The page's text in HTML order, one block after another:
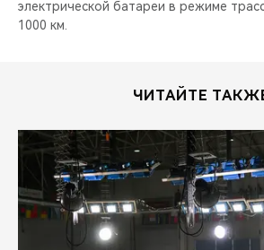
электрической батареи в режиме
1000 км.
ЧИТАЙТЕ